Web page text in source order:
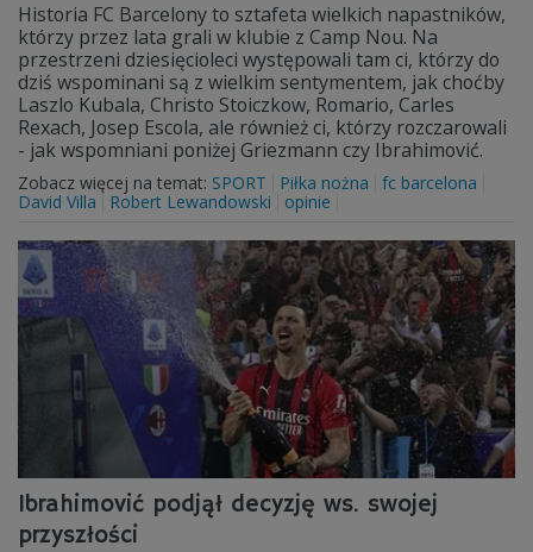
Historia FC Barcelony to sztafeta wielkich napastników,
którzy przez lata grali w klubie z Camp Nou. Na
przestrzeni dziesięcioleci występowali tam ci, którzy do
dziś wspominani są z wielkim sentymentem, jak choćby
Laszlo Kubala, Christo Stoiczkow, Romario, Carles
Rexach, Josep Escola, ale również ci, którzy rozczarowali
- jak wspomniani poniżej Griezmann czy Ibrahimović.
Zobacz więcej na temat: SPORT Piłka nożna
fc barcelona
David Villa
Robert Lewandowski opinie
Ibrahimović podjął decyzję ws. swojej
przyszłości